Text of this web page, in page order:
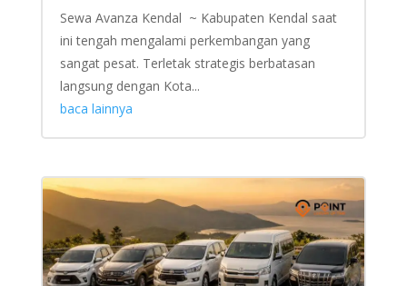
Sewa Avanza Kendal ~ Kabupaten Kendal saat
ini tengah mengalami perkembangan yang
sangat pesat. Terletak strategis berbatasan
langsung dengan Kota...
baca lainnya